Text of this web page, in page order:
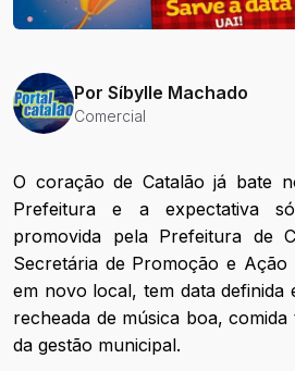
Por Síbylle Machado
Comercial
O coração de Catalão já bate
Prefeitura e a expectativa
promovida pela Prefeitura de
Secretária de Promoção e Ação
em novo local, tem data definida
recheada de música boa,
da gestão municipal.